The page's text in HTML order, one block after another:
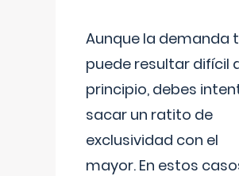
Aunque la demanda
puede resultar difícil
principio, debes
sacar un ratito de
exclusividad con el
mayor. En estos